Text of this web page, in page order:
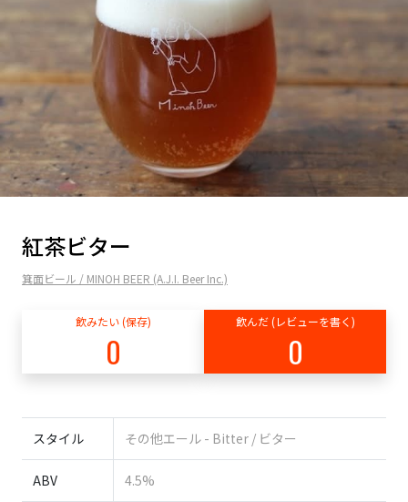
紅茶ビター
箕面ビール / MINOH BEER (A.J.I. Beer Inc.)
飲みたい (保存)
0
飲んだ (レビューを書く)
0
スタイル その他エール - Bitter / ビター
ABV 4.5%